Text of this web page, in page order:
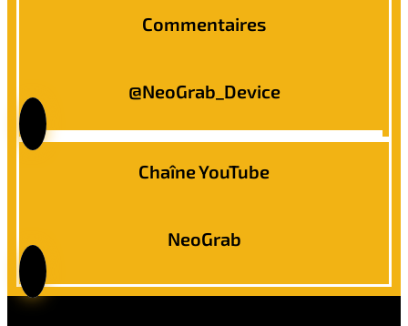
Commentaires
@NeoGrab_Device
Chaîne YouTube
NeoGrab